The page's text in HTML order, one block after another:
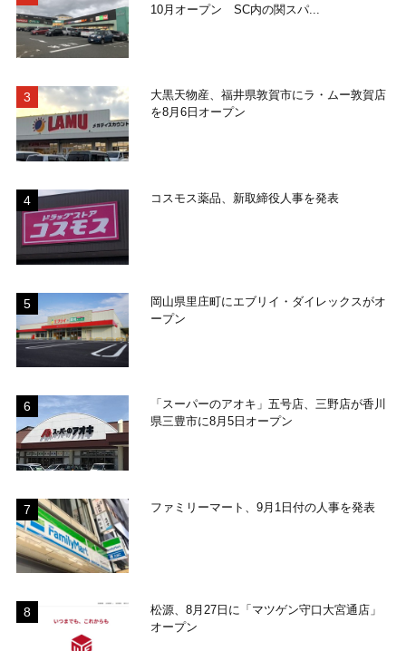
10月オープン SC内の関スパ...
大黒天物産、福井県敦賀市にラ・ムー敦賀店
を8月6日オープン
コスモス薬品、新取締役人事を発表
岡山県里庄町にエブリイ・ダイレックスがオ
ープン
「スーパーのアオキ」五号店、三野店が香川
県三豊市に8月5日オープン
ファミリーマート、9月1日付の人事を発表
松源、8月27日に「マツゲン守口大宮通店」
オープン